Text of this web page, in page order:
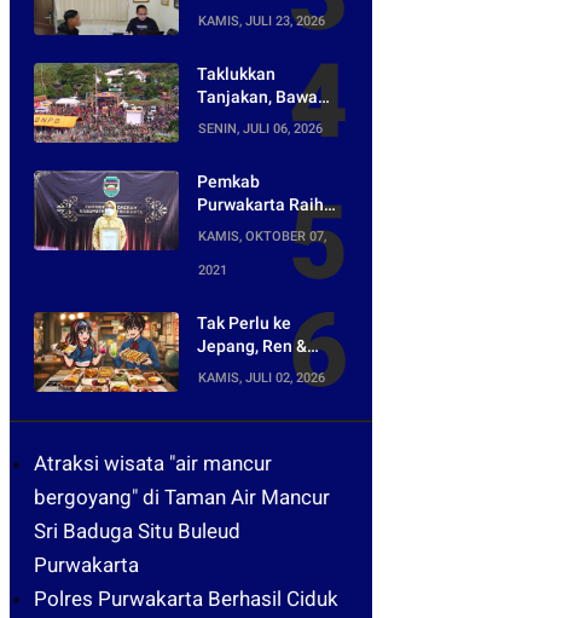
Bongkar Jaringan
Peredaran Obat
Purwakarta
KAMIS, JULI 23, 2026
Taklukkan
Tanjakan, Bawa
Pulang Mobil!
Napak Wates #5
Purwakarta
SENIN, JULI 06, 2026
Pemkab
Purwakarta Raih
Penghargaan
Media Digital
Terpopuler di Ajang
2021
KAMIS, OKTOBER 07,
2021
Tak Perlu ke
Jepang, Ren &
Reina Hadirkan
KAMIS, JULI 02, 2026
Atraksi wisata "air mancur
bergoyang" di Taman Air Mancur
Sri Baduga Situ Buleud
Purwakarta
Polres Purwakarta Berhasil Ciduk